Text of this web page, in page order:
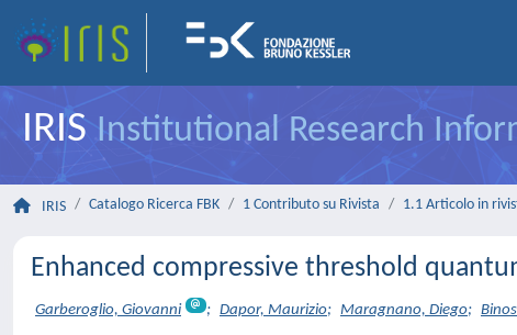
IRISInstitutional Research
IRIS Catalogo Ricerca FBK 1 Contributo su Rivista 1.1 Articolo in
Enhanced compressive threshold
Garberoglio, Giovanni ; Dapor, Maurizio; Maragnano, Diego;